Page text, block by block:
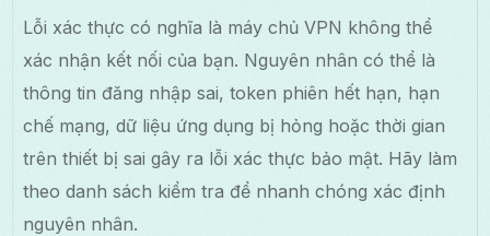
Lỗi xác thực có nghĩa là máy chủ VPN không thể
xác nhận kết nối của bạn. Nguyên nhân có thể là
thông tin đăng nhập sai, token phiên hết hạn, hạn
chế mạng, dữ liệu ứng dụng bị hỏng hoặc thời gian
trên thiết bị sai gây ra lỗi xác thực bảo mật. Hãy làm
theo danh sách kiểm tra để nhanh chóng xác định
nguyên nhân.